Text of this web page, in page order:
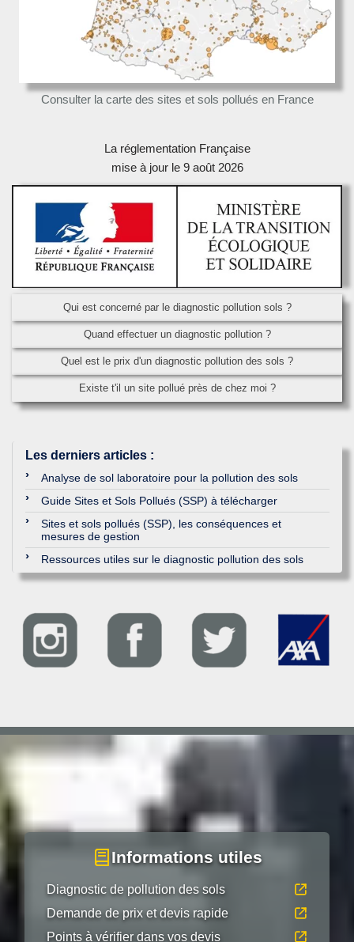
Consulter la carte des sites et sols pollués en France
La réglementation Française
mise à jour le 9 août 2026
Qui est concerné par le diagnostic pollution sols ?
Quand effectuer un diagnostic pollution ?
Quel est le prix d'un diagnostic pollution des sols ?
Existe t'il un site pollué près de chez moi ?
Les derniers articles :
Analyse de sol laboratoire pour la pollution des sols
Guide Sites et Sols Pollués (SSP) à télécharger
Sites et sols pollués (SSP), les conséquences et
mesures de gestion
Ressources utiles sur le diagnostic pollution des sols
Informations utiles
Diagnostic de pollution des sols
Demande de prix et devis rapide
Points à vérifier dans vos devis